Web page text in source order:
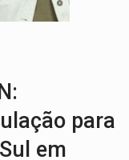
até o fim do ano para
para
em